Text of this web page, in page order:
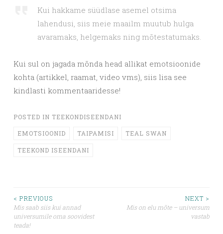
Kui hakkame süüdlase asemel otsima
lahendusi, siis meie maailm muutub hulga
avaramaks, helgemaks ning mõtestatumaks.
Kui sul on jagada mõnda head allikat emotsioonide
kohta (artikkel, raamat, video vms), siis lisa see
kindlasti kommentaaridesse!
POSTED IN TEEKONDISEENDANI
EMOTSIOONID TAIPAMISI TEAL SWAN
TEEKOND ISEENDANI
Post
navigation
< PREVIOUS
Mis saab siis kui annad
universumile oma soovidest
teada!
NEXT >
Mis on elu mõte – universum
vastab